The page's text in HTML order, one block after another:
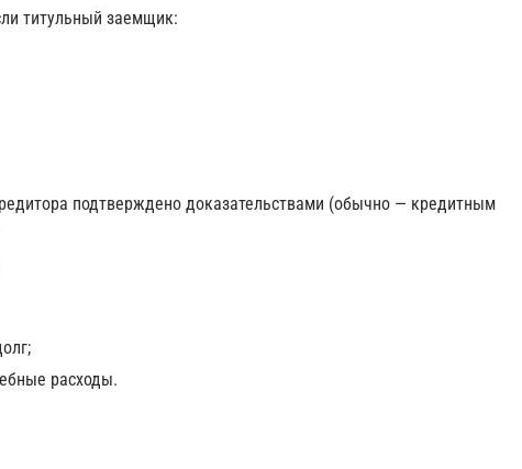
титульный заемщик:
подтверждено доказательствами (обычно — кредитным
расходы.